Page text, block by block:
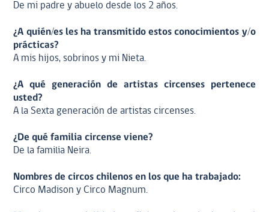
De mi padre y abuelo desde los 2 años.
¿A quién/es les ha transmitido estos conocimientos y/o
prácticas?
A mis hijos, sobrinos y mi Nieta.
¿A qué generación de artistas circenses pertenece
usted?
A la Sexta generación de artistas circenses.
¿De qué familia circense viene?
De la familia Neira.
Nombres de circos chilenos en los que ha trabajado:
Circo Madison y Circo Magnum.